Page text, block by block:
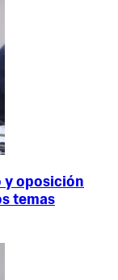
y oposición
temas